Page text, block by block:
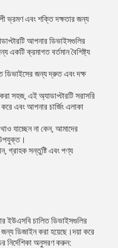
ভ্রমণ এবং শক্তি দক্ষতার জন্য
আপনার ডিভাইসগুলির
একটি ক্রমাগত বর্তমান বৈশিষ্ট্য
ডিভাইসের জন্য দ্রুত এবং দক্ষ
সহজ, এই অ্যাডাপ্টারটি সরাসরি
এবং আপনার চার্জিং এলাকা
যাচ্ছেন না কেন, আমাদের
গ্রাহক সন্তুষ্টি এবং পণ্য
ইউএসবি চালিত ডিভাইসগুলির
ডিজাইন করা হয়েছে।দয়া করে
নির্দেশিকা অনুসরণ করুন: